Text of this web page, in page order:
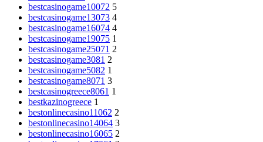
bestcasinogame10072 5
bestcasinogame13073 4
bestcasinogame16074 4
bestcasinogame19075 1
bestcasinogame25071 2
bestcasinogame3081 2
bestcasinogame5082 1
bestcasinogame8071 3
bestcasinogreece8061 1
bestkazinogreece 1
bestonlinecasino11062 2
bestonlinecasino14064 3
bestonlinecasino16065 2